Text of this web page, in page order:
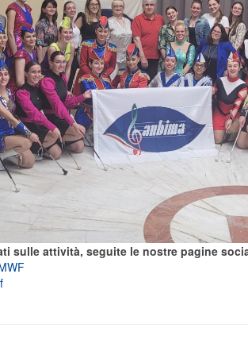
sulle attività, seguite le nostre pagine